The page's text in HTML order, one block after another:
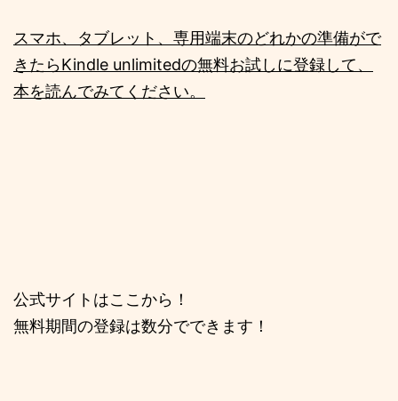
スマホ、タブレット、専用端末のどれかの準備がで
きたらKindle unlimitedの無料お試しに登録して、
本を読んでみてください。
公式サイトはここから！
無料期間の登録は数分でできます！